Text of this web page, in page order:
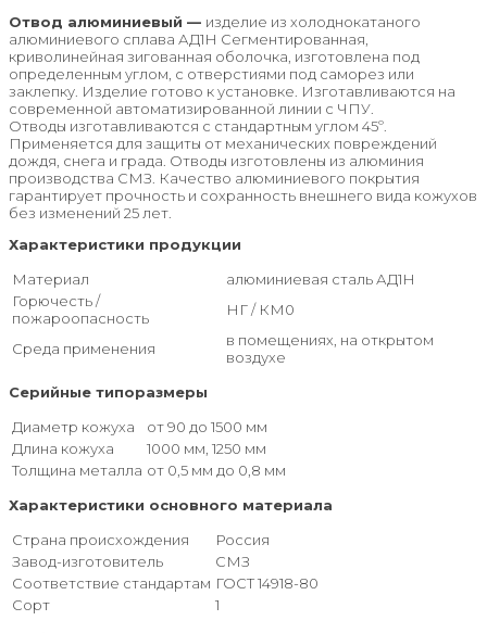
Отвод алюминиевый — изделие из холоднокатаного
алюминиевого сплава АД1Н Сегментированная,
криволинейная зигованная оболочка, изготовлена под
определенным углом, с отверстиями под саморез или
заклепку. Изделие готово к установке. Изготавливаются на
современной автоматизированной линии с ЧПУ.
Отводы изготавливаются с стандартным углом 45º.
Применяется для защиты от механических повреждений
дождя, снега и града. Отводы изготовлены из алюминия
производства СМЗ. Качество алюминиевого покрытия
гарантирует прочность и сохранность внешнего вида кожухов
без изменений 25 лет.
Характеристики продукции
Материал
алюминиевая сталь АД1Н
Горючесть /
пожароопасность
НГ / КМ0
Среда применения
в помещениях, на открытом
воздухе
Серийные типоразмеры
Диаметр кожуха
от 90 до 1500 мм
Длина кожуха
1000 мм, 1250 мм
Толщина металла от 0,5 мм до 0,8 мм
Характеристики основного материала
Страна происхождения
Россия
Завод-изготовитель
СМЗ
Соответствие стандартам ГОСТ 14918-80
Сорт
1